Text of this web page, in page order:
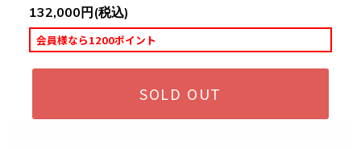
132,000円(税込)
会員様なら1200ポイント
SOLD OUT